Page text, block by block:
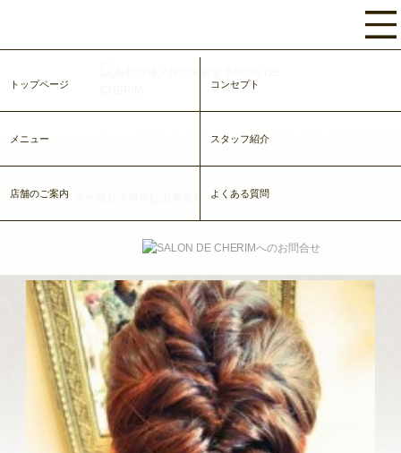
トップページ コンセプト
メニュー スタッフ紹介
店舗のご案内 よくある質問
ホーム>ブログ 自分で簡単に出来るセット
自分で簡単に出来るセット